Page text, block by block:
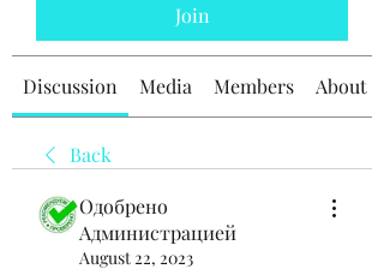
Join
Discussion Media Members About
Back
Одобрено
Администрацией
August 22, 2023